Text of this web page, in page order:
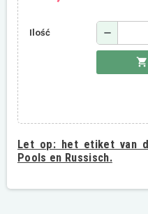
Ilość remove
shopping_cart
Let op:het etiket van
Pools en Russisch.